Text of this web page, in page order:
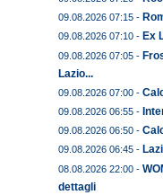
09.08.2026 07:15 -
09.08.2026 07:10 - Ex
09.08.2026 07:05 -
Lazio...
09.08.2026 07:00 -
09.08.2026 06:55 -
09.08.2026 06:50 -
09.08.2026 06:45 -
08.08.2026 22:00 -
dettagli